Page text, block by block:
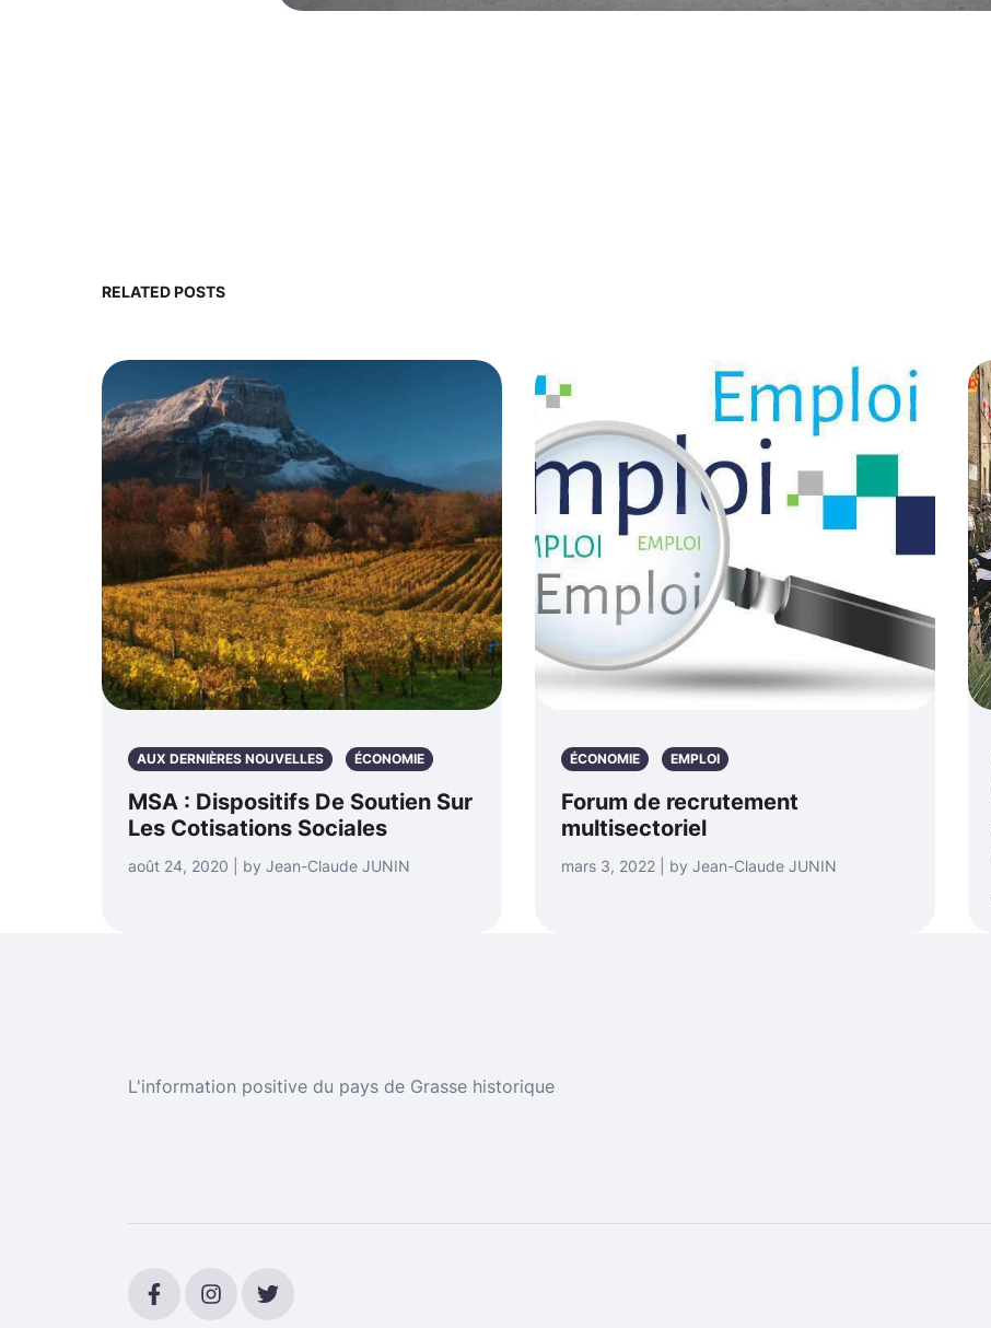
RELATED POSTS
AUX DERNIÈRES NOUVELLES ÉCONOMIE
MSA : Dispositifs De Soutien Sur
Les Cotisations Sociales
août 24, 2020 | by Jean-Claude JUNIN
ÉCONOMIE EMPLOI
Forum de recrutement
multisectoriel
mars 3, 2022 | by Jean-Claude JUNIN
L'information positive du pays de Grasse historique